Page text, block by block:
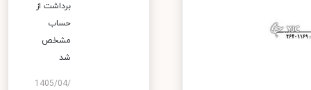
برداشت از
حساب
مشخص
شد
1405/04/